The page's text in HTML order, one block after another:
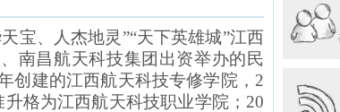
宝、人杰地灵”“天下英雄城”江西
南昌航天科技集团出资举办的民
创建的江西航天科技专修学院，2
格为江西航天科技职业学院；20